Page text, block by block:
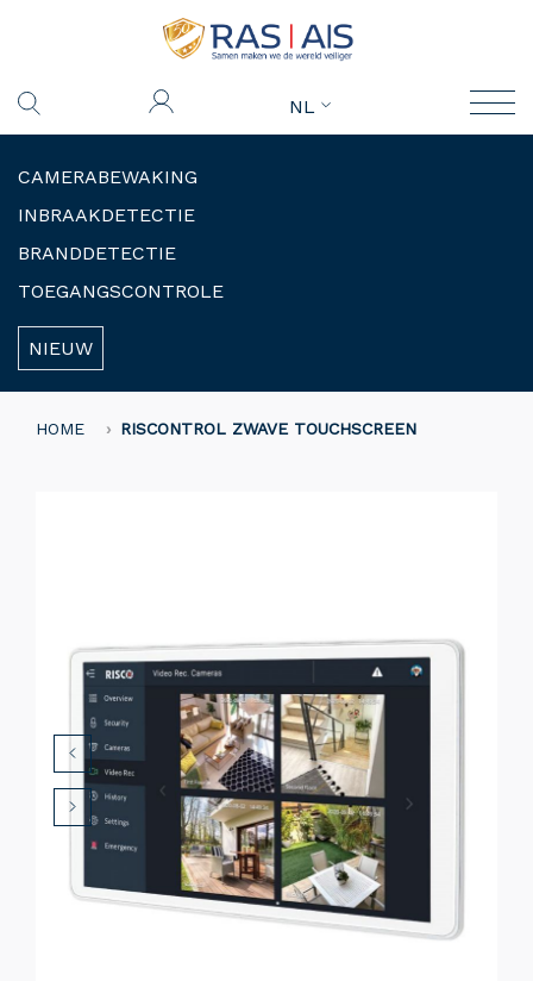
NL
CAMERABEWAKING
INBRAAKDETECTIE
BRANDDETECTIE
TOEGANGSCONTROLE
NIEUW
HOME RISCONTROL ZWAVE TOUCHSCREEN